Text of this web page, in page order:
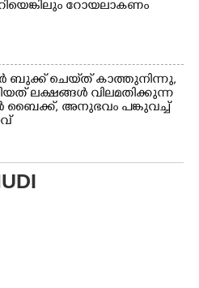
റോയലാകണം
ചെയ്‌ത് കാത്തുനിന്നു,​
ലക്ഷങ്ങൾ വിലമതിക്കുന്ന
ബൈക്ക്,​ അനുഭവം പങ്കുവച്ച്